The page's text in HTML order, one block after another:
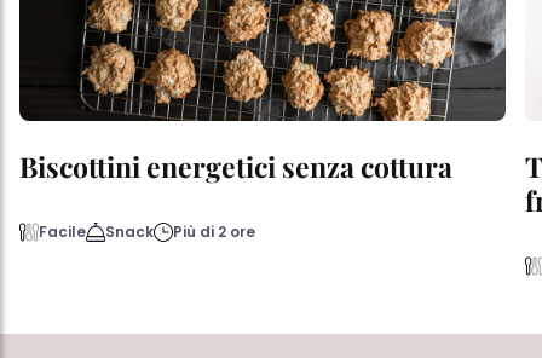
Biscottini energetici senza cottura
Facile Snack Più di 2 ore